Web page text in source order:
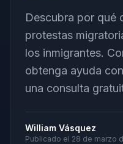
Descubra por qué
protestas
los inmigrantes.
obtenga ayuda
una consulta
William Vásquez
Publicado el 28 de marzo